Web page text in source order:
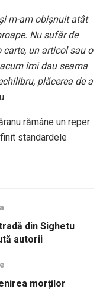
m-am obișnuit atât
Nu sufăr de
un articol sau o
îmi dau seama
plăcerea de a
rămâne un reper
standardele
din Sighetu
autorii
morților